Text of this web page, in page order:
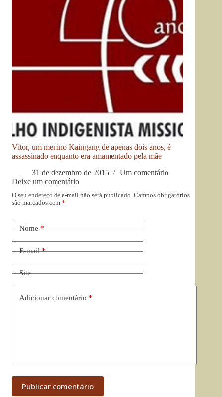
Vítor, um menino Kaingang de apenas dois anos, é
assassinado enquanto era amamentado pela mãe
31 de dezembro de 2015
Um comentário
Deixe um comentário
O seu endereço de e-mail não será publicado. Campos obrigatórios
são marcados com *
Nome*
E-mail*
Site
Adicionar comentário *
Publicar comentário